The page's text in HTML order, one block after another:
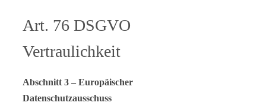
Art. 76 DSGVO
Vertraulichkeit
Abschnitt 3 – Europäischer
Datenschutzausschuss